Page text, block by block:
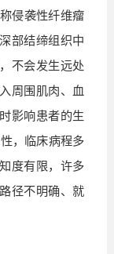
侵袭性纤维瘤
部结缔组织中
不会发生远处
周围肌肉、血
影响患者的生
，临床病程多
度有限，许多
径不明确、就